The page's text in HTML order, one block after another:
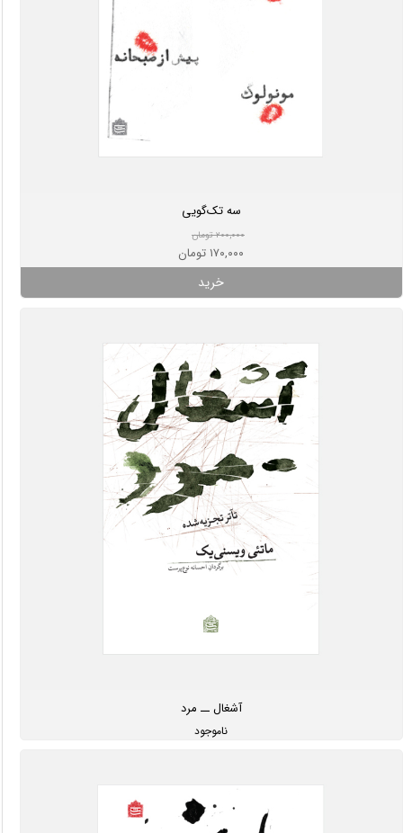
سه تک‌گویی
۲۰۰,۰۰۰ تومان
۱۷۰,۰۰۰ تومان
خرید
آشغال ــ مرد
ناموجود